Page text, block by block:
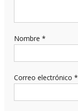
Nombre *
Correo electrónico *